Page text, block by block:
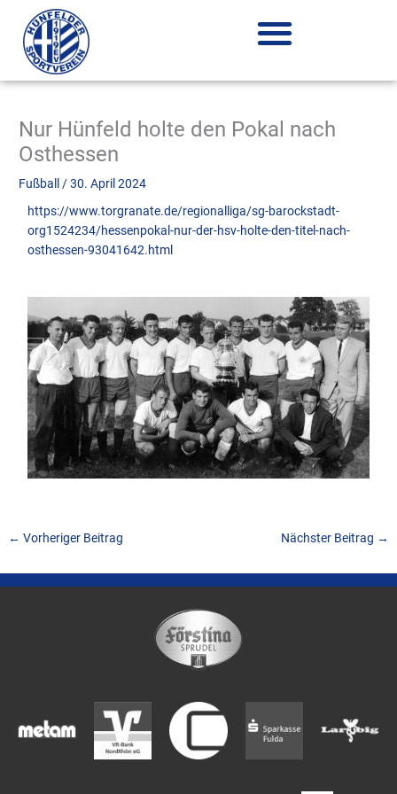
Inhalt
springen
Nur Hünfeld holte den Pokal nach
Osthessen
Fußball /30. April 2024
https://www.torgranate.de/regionalliga/sg-barockstadt-
org1524234/hessenpokal-nur-der-hsv-holte-den-titel-nach-
osthessen-93041642.html
← Vorheriger Beitrag Nächster Beitrag →